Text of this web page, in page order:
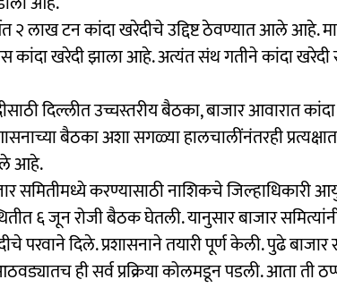
लाख टन कांदा खरेदीचे उद्दिष्ट ठेवण्यात आले आहे.
कांदा खरेदी झाला आहे. अत्यंत संथ गतीने कांदा
दिल्लीत उच्चस्तरीय बैठका, बाजार आवारात कांदा
बैठका अशा सगळ्या हालचालींनंतरही प्रत्यक्षात
आहे.
समितीमध्ये करण्यासाठी नाशिकचे जिल्हाधिकारी
६ जून रोजी बैठक घेतली. यानुसार बाजार
परवाने दिले. प्रशासनाने तयारी पूर्ण केली. पुढे
ही सर्व प्रक्रिया कोलमडून पडली. आता ती